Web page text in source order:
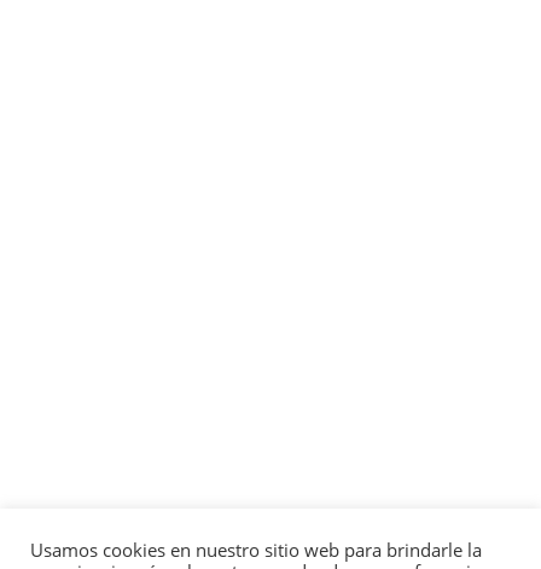
Usamos cookies en nuestro sitio web para brindarle la